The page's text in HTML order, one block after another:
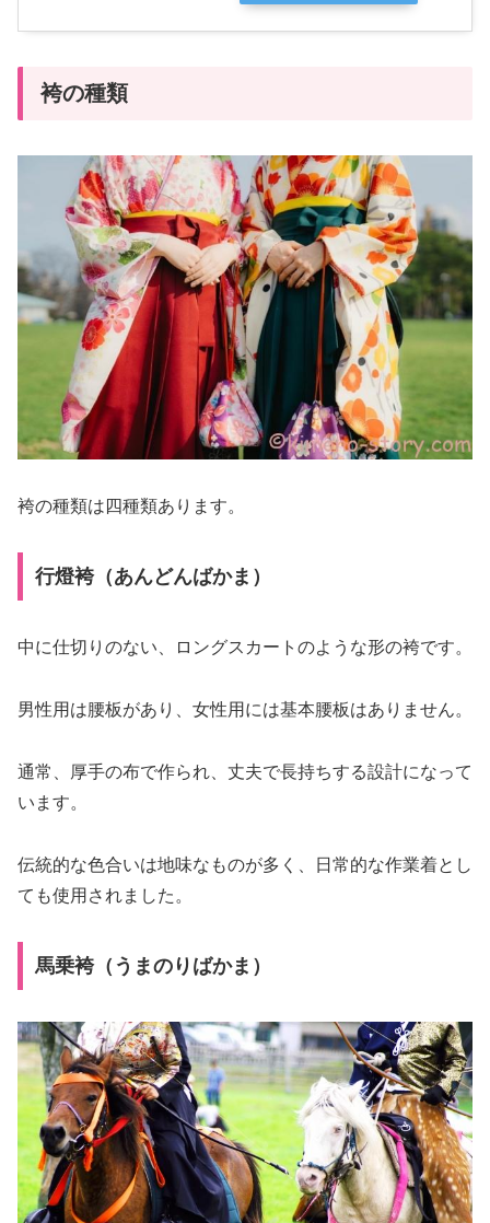
袴の種類
袴の種類は四種類あります。
行燈袴（あんどんばかま）
中に仕切りのない、ロングスカートのような形の袴です。
男性用は腰板があり、女性用には基本腰板はありません。
通常、厚手の布で作られ、丈夫で長持ちする設計になって
います。
伝統的な色合いは地味なものが多く、日常的な作業着とし
ても使用されました。
馬乗袴（うまのりばかま）